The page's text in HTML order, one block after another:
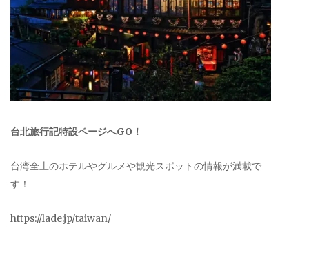
台北旅行記特設ページへGO！
台湾全土のホテルやグルメや観光スポットの情報が満載で
す！
https://lade.jp/taiwan/